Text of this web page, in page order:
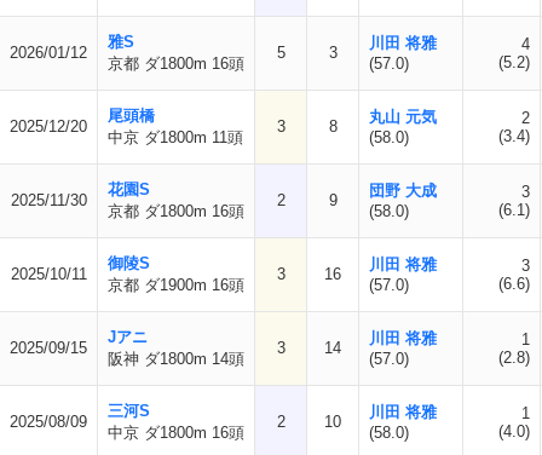
2026/01/12
雅S
京都 ダ1800m 16頭
5 3
川田 将雅
(57.0)
4
(5.2)
2025/12/20
尾頭橋
中京 ダ1800m 11頭
3 8
丸山 元気
(58.0)
2
(3.4)
2025/11/30
花園S
京都 ダ1800m 16頭
2 9
団野 大成
(58.0)
3
(6.1)
2025/10/11
御陵S
京都 ダ1900m 16頭
3 16
川田 将雅
(57.0)
3
(6.6)
2025/09/15
Jアニ
阪神 ダ1800m 14頭
3 14
川田 将雅
(57.0)
1
(2.8)
2025/08/09
三河S
中京 ダ1800m 16頭
2 10
川田 将雅
(58.0)
1
(4.0)